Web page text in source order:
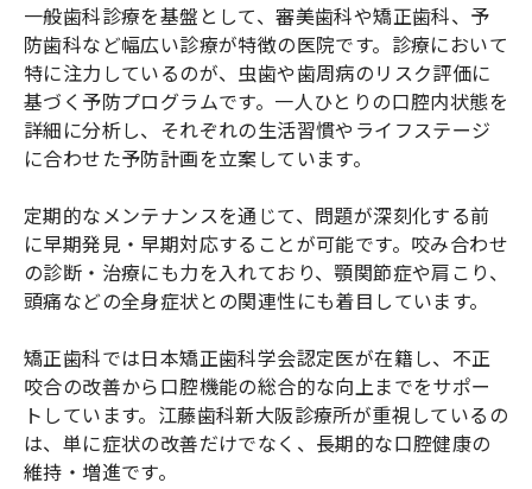
一般歯科診療を基盤として、審美歯科や矯正歯科、予
防歯科など幅広い診療が特徴の医院です。診療において
特に注力しているのが、虫歯や歯周病のリスク評価に
基づく予防プログラムです。一人ひとりの口腔内状態を
詳細に分析し、それぞれの生活習慣やライフステージ
に合わせた予防計画を立案しています。
定期的なメンテナンスを通じて、問題が深刻化する前
に早期発見・早期対応することが可能です。咬み合わせ
の診断・治療にも力を入れており、顎関節症や肩こり、
頭痛などの全身症状との関連性にも着目しています。
矯正歯科では日本矯正歯科学会認定医が在籍し、不正
咬合の改善から口腔機能の総合的な向上までをサポー
トしています。江藤歯科新大阪診療所が重視しているの
は、単に症状の改善だけでなく、長期的な口腔健康の
維持・増進です。